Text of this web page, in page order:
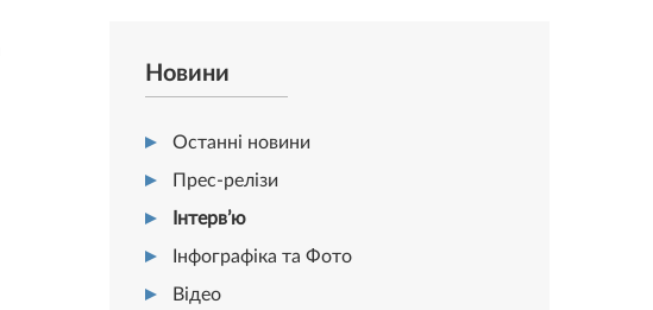
Новини
Останні новини
Прес-релізи
Інтерв’ю
Інфографіка та Фото
Відео